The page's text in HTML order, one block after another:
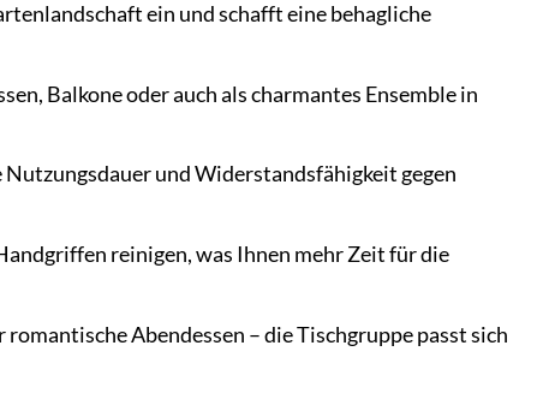
ein und schafft eine behagliche
Balkone oder auch als charmantes Ensemble in
und Widerstandsfähigkeit gegen
reinigen, was Ihnen mehr Zeit für die
Abendessen – die Tischgruppe passt sich